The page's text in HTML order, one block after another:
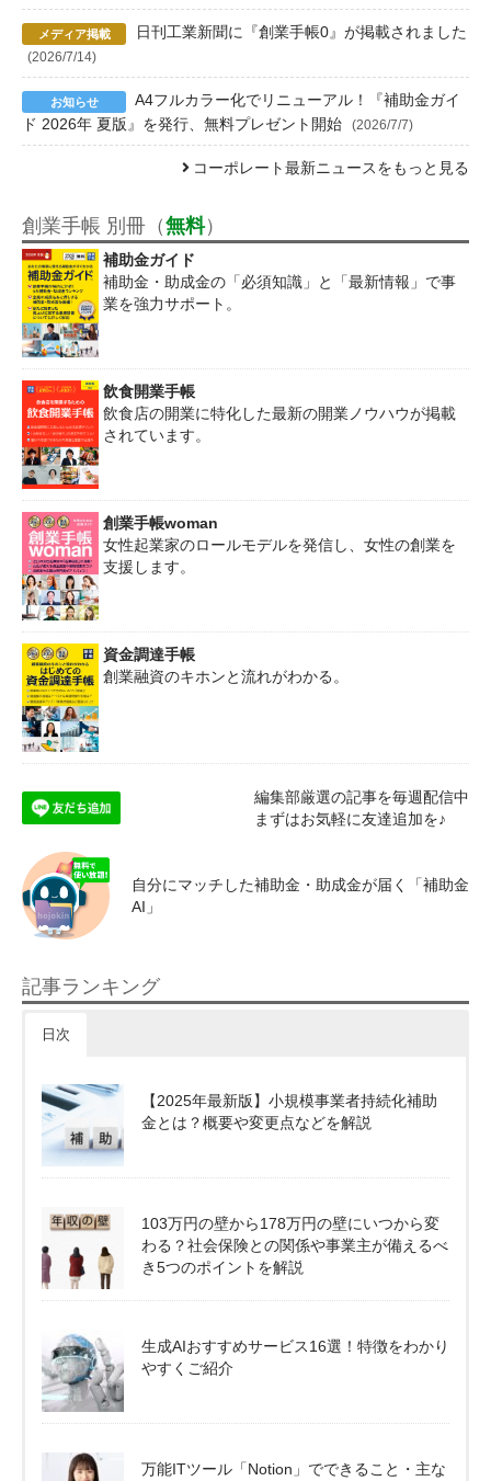
日刊工業新聞に『創業手帳0』が掲載されました
(2026/7/14)
A4フルカラー化でリニューアル！『補助金ガイ
ド 2026年 夏版』を発行、無料プレゼント開始
(2026/7/7)
コーポレート最新ニュースをもっと見る
創業手帳 別冊（無料）
補助金ガイド
補助金・助成金の「必須知識」と「最新情報」で事
業を強力サポート。
飲食開業手帳
飲食店の開業に特化した最新の開業ノウハウが掲載
されています。
創業手帳woman
女性起業家のロールモデルを発信し、女性の創業を
支援します。
資金調達手帳
創業融資のキホンと流れがわかる。
編集部厳選の記事を毎週配信中
まずはお気軽に友達追加を♪
自分にマッチした補助金・助成金が届く「補助金
AI」
記事ランキング
日次
【2025年最新版】小規模事業者持続化補助
金とは？概要や変更点などを解説
103万円の壁から178万円の壁にいつから変
わる？社会保険との関係や事業主が備えるべ
き5つのポイントを解説
生成AIおすすめサービス16選！特徴をわかり
やすくご紹介
万能ITツール「Notion」でできること・主な